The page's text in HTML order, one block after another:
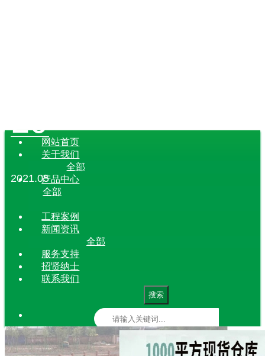
网站首页
关于我们
全部
产品中心
全部
工程案例
新闻资讯
全部
服务支持
招贤纳士
联系我们
搜索
20
2021.05